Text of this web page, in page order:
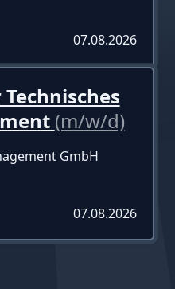
07.08.2026
(m/w/d)
GmbH
07.08.2026